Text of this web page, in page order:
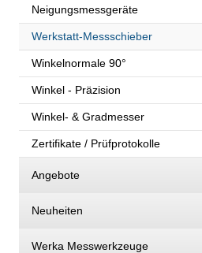
Neigungsmessgeräte
Werkstatt-Messschieber
Winkelnormale 90°
Winkel - Präzision
Winkel- & Gradmesser
Zertifikate / Prüfprotokolle
Angebote
Neuheiten
Werka Messwerkzeuge